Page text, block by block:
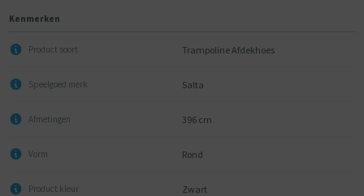
Kenmerken
Product soort Trampoline Afdekhoes
Speelgoed merk Salta
Afmetingen 396 cm
Vorm Rond
Product kleur Zwart